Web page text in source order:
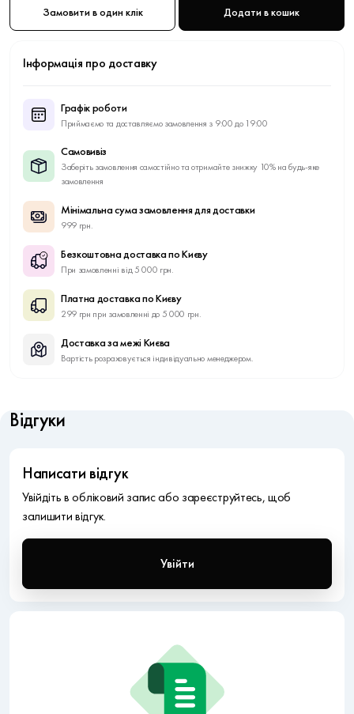
Замовити в один клік Додати в кошик
Інформація про доставку
Графік роботи
Приймаємо та доставляємо замовлення з 9:00 до 19:00
Самовивіз
Заберіть замовлення самостійно та отримайте знижку 10% на будь-яке
замовлення
Мінімальна сума замовлення для доставки
999 грн.
Безкоштовна доставка по Києву
При замовленні від 5 000 грн.
Платна доставка по Києву
299 грн при замовленні до 5 000 грн.
Доставка за межі Києва
Вартість розраховується індивідуально менеджером.
Відгуки
Написати відгук
Увійдіть в обліковий запис або зареєструйтесь, щоб
залишити відгук.
Увійти